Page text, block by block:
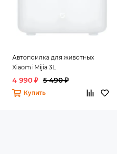
Автопоилка для животных
Xiaomi Mijia 3L
4 990 ₽ 5 490 ₽
Купить